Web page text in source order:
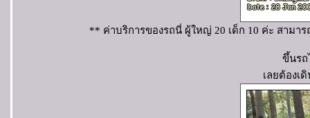
** ค่าบริการของรถนี่ ผู้ใหญ่ 20 เด็ก 10 ค่ะ สามา
ขึ้นรถ
เลยต้องเ